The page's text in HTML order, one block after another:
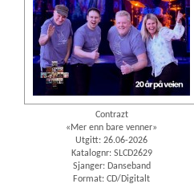
Contrazt
«Mer enn bare venner»
Utgitt: 26.06-2026
Katalognr: SLCD2629
Sjanger: Danseband
Format: CD/Digitalt